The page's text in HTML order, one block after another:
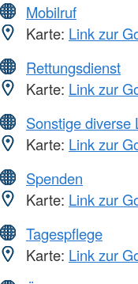
Mobilruf
Karte: Link zur
Rettungsdienst
Karte: Link zur
Sonstige diverse
Karte: Link zur
Spenden
Karte: Link zur
Tagespflege
Karte: Link zur